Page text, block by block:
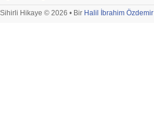
Sihirli Hikaye © 2026 • Bir Halil İbrahim Özdemir